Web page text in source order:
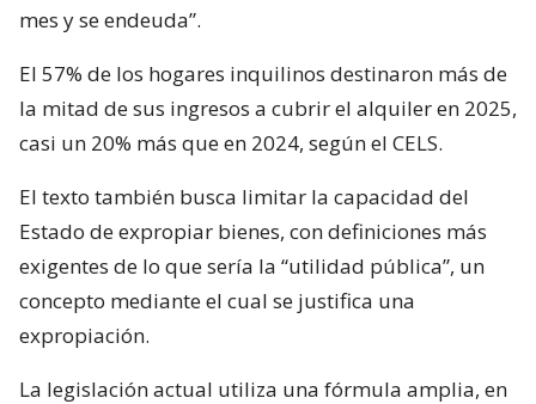
mes y se endeuda”.
El 57% de los hogares inquilinos destinaron más de
la mitad de sus ingresos a cubrir el alquiler en 2025,
casi un 20% más que en 2024, según el CELS.
El texto también busca limitar la capacidad del
Estado de expropiar bienes, con definiciones más
exigentes de lo que sería la “utilidad pública”, un
concepto mediante el cual se justifica una
expropiación.
La legislación actual utiliza una fórmula amplia, en